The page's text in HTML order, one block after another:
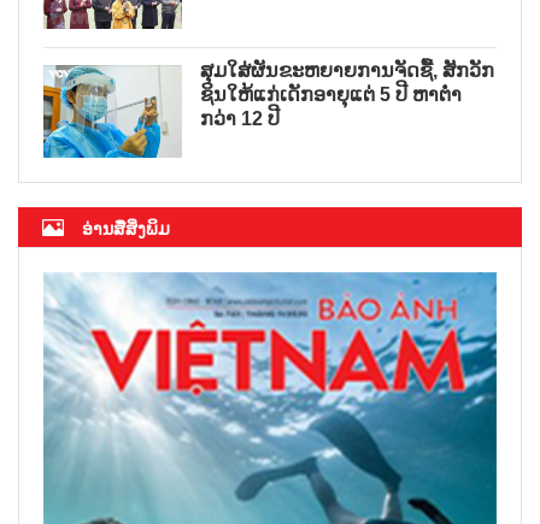
ສຸມໃສ່ຜັນຂະຫຍາຍການຈັດຊື້, ສັກວັກ
ຊິນໃຫ້ແກ່ເດັກອາຍຸແຕ່ 5 ປີ ຫາຕ່ຳ
ກວ່າ 12 ປີ
ອ່ານສື່ສິ່ງພິມ